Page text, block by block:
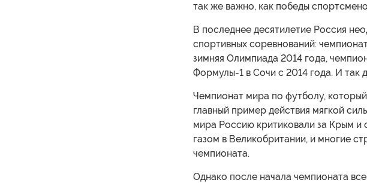
так же важно, как победы
В последнее десятилетие Россия
спортивных соревнований:
зимняя Олимпиада 2014 года,
Формулы-1 в Сочи с 2014 года. И так
Чемпионат мира по футболу,
главный пример действия мягкой
мира Россию критиковали за Крым и
газом в Великобритании, и многие
чемпионата.
Однако после начала чемпионата